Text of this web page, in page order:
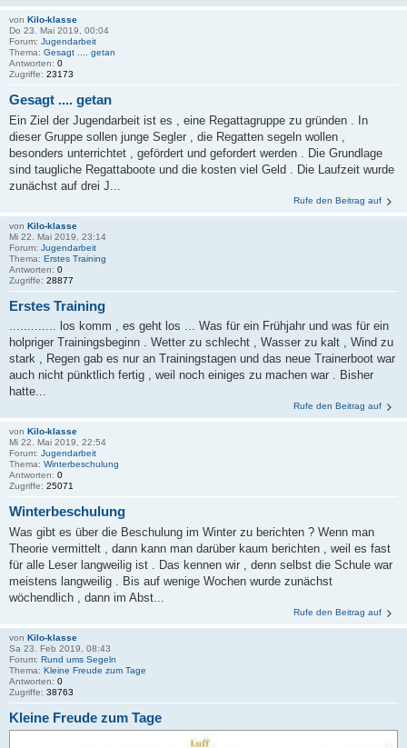
von Kilo-klasse
Do 23. Mai 2019, 00:04
Forum: Jugendarbeit
Thema: Gesagt .... getan
Antworten: 0
Zugriffe: 23173
Gesagt .... getan
Ein Ziel der Jugendarbeit ist es , eine Regattagruppe zu gründen . In
dieser Gruppe sollen junge Segler , die Regatten segeln wollen ,
besonders unterrichtet , gefördert und gefordert werden . Die Grundlage
sind taugliche Regattaboote und die kosten viel Geld . Die Laufzeit wurde
zunächst auf drei J...
Rufe den Beitrag auf
von Kilo-klasse
Mi 22. Mai 2019, 23:14
Forum: Jugendarbeit
Thema: Erstes Training
Antworten: 0
Zugriffe: 28877
Erstes Training
............. los komm , es geht los ... Was für ein Frühjahr und was für ein
holpriger Trainingsbeginn . Wetter zu schlecht , Wasser zu kalt , Wind zu
stark , Regen gab es nur an Trainingstagen und das neue Trainerboot war
auch nicht pünktlich fertig , weil noch einiges zu machen war . Bisher
hatte...
Rufe den Beitrag auf
von Kilo-klasse
Mi 22. Mai 2019, 22:54
Forum: Jugendarbeit
Thema: Winterbeschulung
Antworten: 0
Zugriffe: 25071
Winterbeschulung
Was gibt es über die Beschulung im Winter zu berichten ? Wenn man
Theorie vermittelt , dann kann man darüber kaum berichten , weil es fast
für alle Leser langweilig ist . Das kennen wir , denn selbst die Schule war
meistens langweilig . Bis auf wenige Wochen wurde zunächst
wöchendlich , dann im Abst...
Rufe den Beitrag auf
von Kilo-klasse
Sa 23. Feb 2019, 08:43
Forum: Rund ums Segeln
Thema: Kleine Freude zum Tage
Antworten: 0
Zugriffe: 38763
Kleine Freude zum Tage